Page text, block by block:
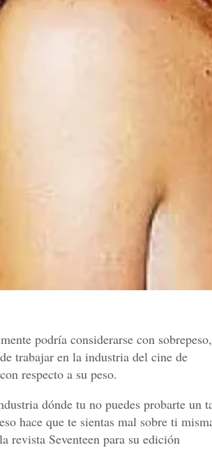
podría considerarse con sobrepeso,
trabajar en la industria del cine de
respecto a su peso.
dónde tu no puedes probarte un
hace que te sientas mal sobre ti
revista Seventeen para su edición